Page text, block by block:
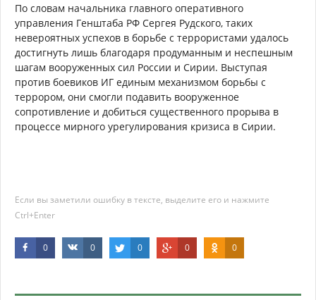
По словам начальника главного оперативного
управления Генштаба РФ Сергея Рудского, таких
невероятных успехов в борьбе с террористами удалось
достигнуть лишь благодаря продуманным и неспешным
шагам вооруженных сил России и Сирии. Выступая
против боевиков ИГ единым механизмом борьбы с
террором, они смогли подавить вооруженное
сопротивление и добиться существенного прорыва в
процессе мирного урегулирования кризиса в Сирии.
Если вы заметили ошибку в тексте, выделите его и нажмите
Ctrl+Enter
0 0 0 0 0